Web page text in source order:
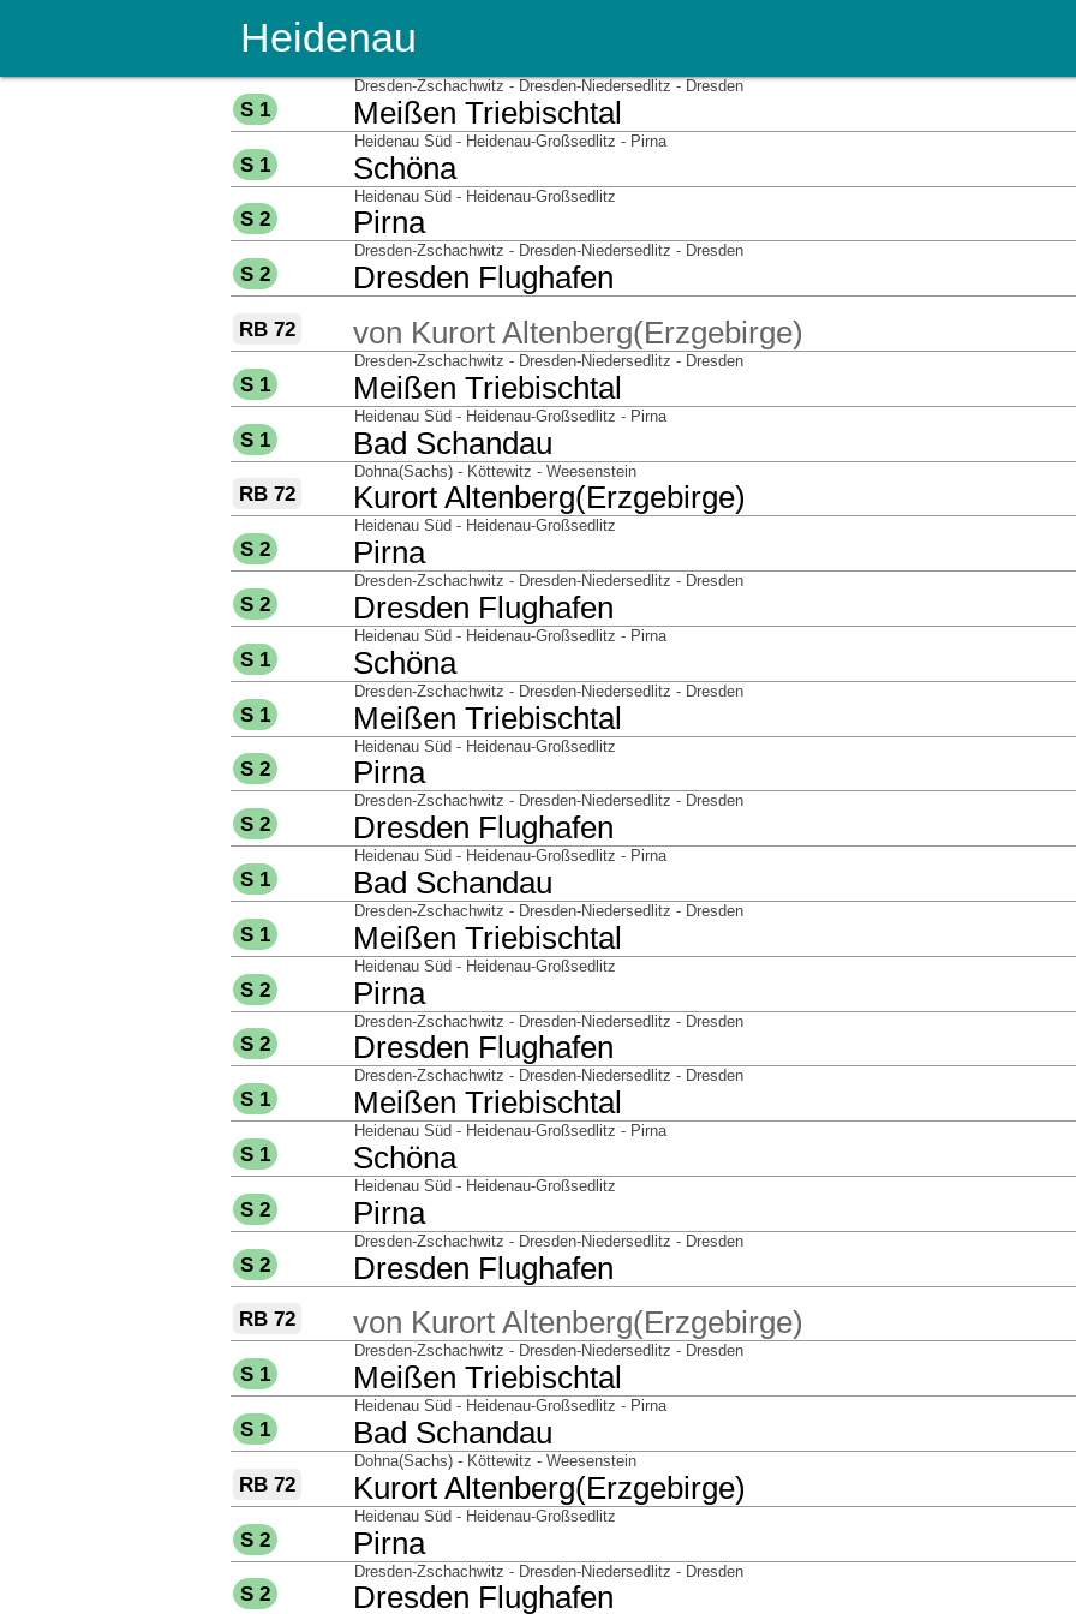
Heidenau
S 1 nach
Meißen Triebischtal
über
Dresden-Zschachwitz - Dresden-Niedersedlitz - Dresden
S 1 nach
Schöna
über
Heidenau Süd - Heidenau-Großsedlitz - Pirna
S 2 nach
Pirna
über
Heidenau Süd - Heidenau-Großsedlitz
S 2 nach
Dresden Flughafen
über
Dresden-Zschachwitz - Dresden-Niedersedlitz - Dresden
RB 72 von
Kurort Altenberg(Erzgebirge)
S 1 nach
Meißen Triebischtal
über
Dresden-Zschachwitz - Dresden-Niedersedlitz - Dresden
S 1 nach
Bad Schandau
über
Heidenau Süd - Heidenau-Großsedlitz - Pirna
RB 72 nach
Kurort Altenberg(Erzgebirge)
über
Dohna(Sachs) - Köttewitz - Weesenstein
S 2 nach
Pirna
über
Heidenau Süd - Heidenau-Großsedlitz
S 2 nach
Dresden Flughafen
über
Dresden-Zschachwitz - Dresden-Niedersedlitz - Dresden
S 1 nach
Schöna
über
Heidenau Süd - Heidenau-Großsedlitz - Pirna
S 1 nach
Meißen Triebischtal
über
Dresden-Zschachwitz - Dresden-Niedersedlitz - Dresden
S 2 nach
Pirna
über
Heidenau Süd - Heidenau-Großsedlitz
S 2 nach
Dresden Flughafen
über
Dresden-Zschachwitz - Dresden-Niedersedlitz - Dresden
S 1 nach
Bad Schandau
über
Heidenau Süd - Heidenau-Großsedlitz - Pirna
S 1 nach
Meißen Triebischtal
über
Dresden-Zschachwitz - Dresden-Niedersedlitz - Dresden
S 2 nach
Pirna
über
Heidenau Süd - Heidenau-Großsedlitz
S 2 nach
Dresden Flughafen
über
Dresden-Zschachwitz - Dresden-Niedersedlitz - Dresden
S 1 nach
Meißen Triebischtal
über
Dresden-Zschachwitz - Dresden-Niedersedlitz - Dresden
S 1 nach
Schöna
über
Heidenau Süd - Heidenau-Großsedlitz - Pirna
S 2 nach
Pirna
über
Heidenau Süd - Heidenau-Großsedlitz
S 2 nach
Dresden Flughafen
über
Dresden-Zschachwitz - Dresden-Niedersedlitz - Dresden
RB 72 von
Kurort Altenberg(Erzgebirge)
S 1 nach
Meißen Triebischtal
über
Dresden-Zschachwitz - Dresden-Niedersedlitz - Dresden
S 1 nach
Bad Schandau
über
Heidenau Süd - Heidenau-Großsedlitz - Pirna
RB 72 nach
Kurort Altenberg(Erzgebirge)
über
Dohna(Sachs) - Köttewitz - Weesenstein
S 2 nach
Pirna
über
Heidenau Süd - Heidenau-Großsedlitz
S 2 nach
Dresden Flughafen
über
Dresden-Zschachwitz - Dresden-Niedersedlitz - Dresden